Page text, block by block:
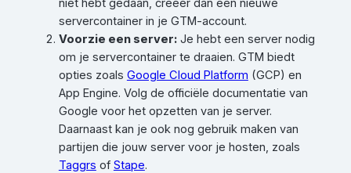
servercontainer in je GTM-account.
Voorzie een server:Je hebt een server nodig
om je servercontainer te draaien. GTM biedt
opties zoals Google Cloud Platform (GCP) en
App Engine. Volg de officiële documentatie van
Google voor het opzetten van je server.
Daarnaast kan je ook nog gebruik maken van
partijen die jouw server voor je hosten, zoals
Taggrs of Stape.